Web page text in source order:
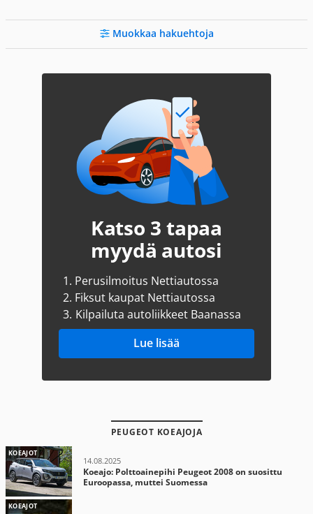
Muokkaa hakuehtoja
Katso 3 tapaa
myydä autosi
1. Perusilmoitus Nettiautossa
2. Fiksut kaupat Nettiautossa
3. Kilpailuta autoliikkeet Baanassa
Lue lisää
PEUGEOT KOEAJOJA
KOEAJOT
14.08.2025
Koeajo: Polttoainepihi Peugeot 2008 on suosittu
Euroopassa, muttei Suomessa
KOEAJOT